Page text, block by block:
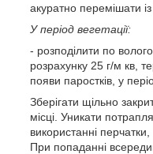
акуратно перемішати
У період вегетації:
- розподілити по
розрахунку 25 г/м кв,
появи паростків, у
Зберігати щільно
місці. Уникати
використанні
При попаданні